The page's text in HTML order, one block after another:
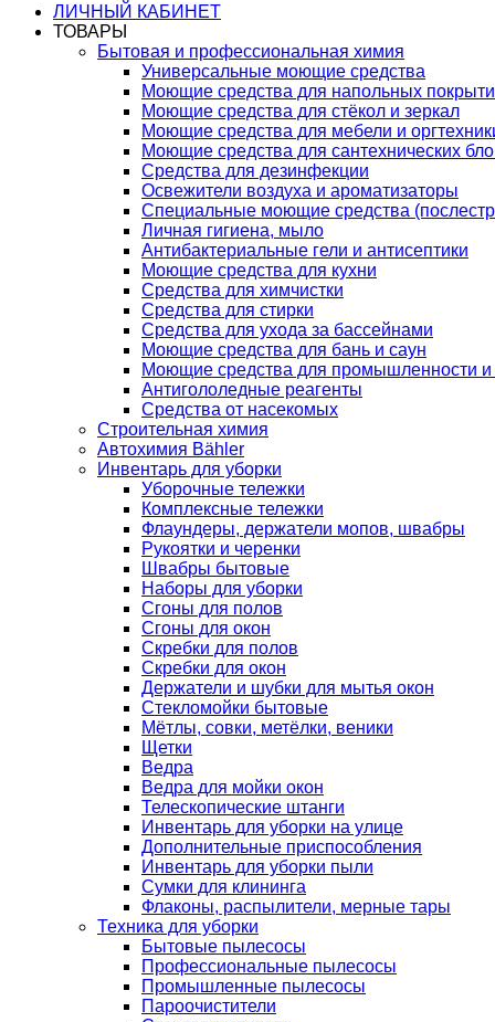
ЛИЧНЫЙ КАБИНЕТ
ТОВАРЫ
Бытовая и профессиональная химия
Универсальные моющие средства
Моющие средства для напольных
Моющие средства для стёкол и зеркал
Моющие средства для мебели и
Моющие средства для сантехнических
Средства для дезинфекции
Освежители воздуха и ароматизаторы
Специальные моющие средства
Личная гигиена, мыло
Антибактериальные гели и антисептики
Моющие средства для кухни
Средства для химчистки
Средства для стирки
Средства для ухода за бассейнами
Моющие средства для бань и саун
Моющие средства для промышленности и
Антигололедные реагенты
Средства от насекомых
Строительная химия
Автохимия Bähler
Инвентарь для уборки
Уборочные тележки
Комплексные тележки
Флаундеры, держатели мопов, швабры
Рукоятки и черенки
Швабры бытовые
Наборы для уборки
Сгоны для полов
Сгоны для окон
Скребки для полов
Скребки для окон
Держатели и шубки для мытья окон
Стекломойки бытовые
Мётлы, совки, метёлки, веники
Щетки
Ведра
Ведра для мойки окон
Телескопические штанги
Инвентарь для уборки на улице
Дополнительные приспособления
Инвентарь для уборки пыли
Сумки для клининга
Флаконы, распылители, мерные тары
Техника для уборки
Бытовые пылесосы
Профессиональные пылесосы
Промышленные пылесосы
Пароочистители